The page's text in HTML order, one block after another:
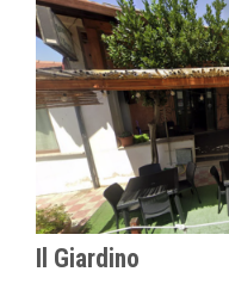
Il Giardino